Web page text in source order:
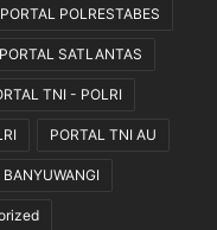
PORTAL POLRESTABES
PORTAL SATLANTAS
TNI - POLRI
PORTAL TNI AU